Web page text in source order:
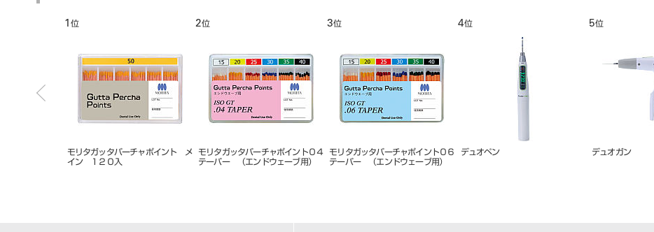
7 位
モリタガッタパーチャポイント ア
クセサリー １５０入 細 Ｓ
8位
モリタガッタパーチャポイント ア
クセサリー １５０入 太
9位
モリタガッタパーチャポイント ア
クセサリー １５０入 太 Ｍ
10位
ガッタパーチャ オブチュレータ
11位
モリタガッタパ